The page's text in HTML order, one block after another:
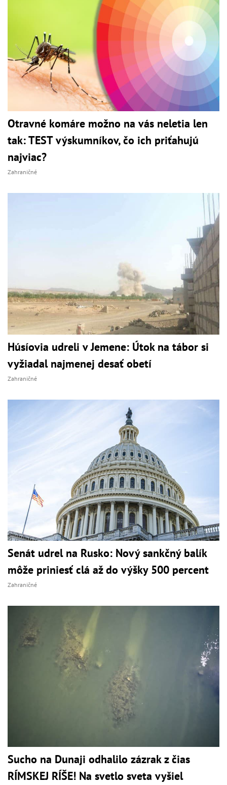
Otravné komáre možno na vás neletia len
tak: TEST výskumníkov, čo ich priťahujú
najviac?
Zahraničné
Húsíovia udreli v Jemene: Útok na tábor si
vyžiadal najmenej desať obetí
Zahraničné
Senát udrel na Rusko: Nový sankčný balík
môže priniesť clá až do výšky 500 percent
Zahraničné
Sucho na Dunaji odhalilo zázrak z čias
RÍMSKEJ RÍŠE! Na svetlo sveta vyšiel